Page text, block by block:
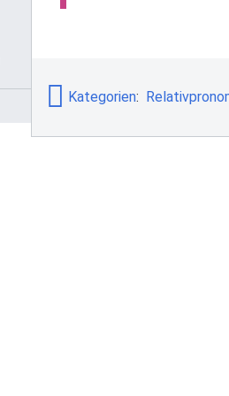
Kategorien: